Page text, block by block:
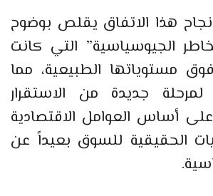
هذا الاتفاق يقلص بوضوح
الجيوسياسية” التي كانت
مستوياتها الطبيعية، مما
جديدة من الاستقرار
أساس العوامل الاقتصادية
الحقيقية للسوق بعيداً عن